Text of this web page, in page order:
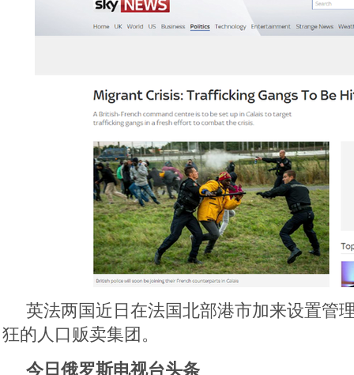
英法两国近日在法国北部港市加来设置管
狂的人口贩卖集团。
今日俄罗斯电视台头条